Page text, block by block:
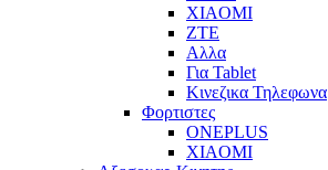
XIAOMI
ZTE
Αλλα
Για Tablet
Κινεζικα Τηλεφωνα
Φορτιστες
ONEPLUS
XIAOMI